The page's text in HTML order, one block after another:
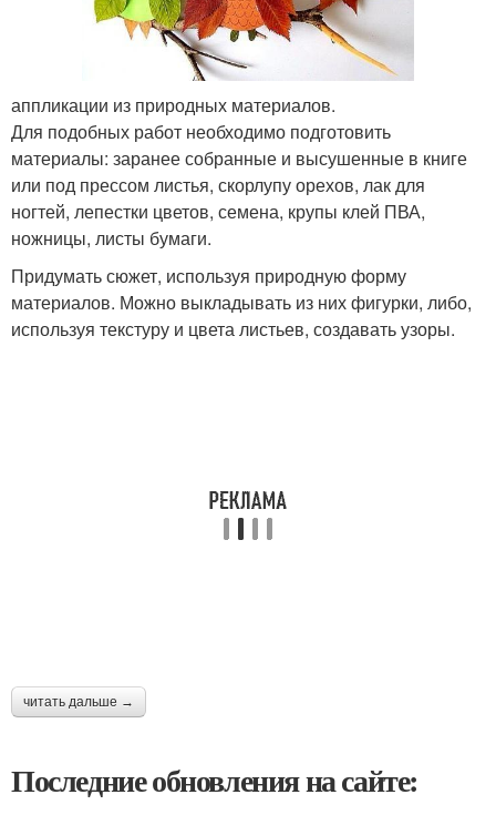
аппликации из природных материалов.
Для подобных работ необходимо подготовить
материалы: заранее собранные и высушенные в книге
или под прессом листья, скорлупу орехов, лак для
ногтей, лепестки цветов, семена, крупы клей ПВА,
ножницы, листы бумаги.
Придумать сюжет, используя природную форму
материалов. Можно выкладывать из них фигурки, либо,
используя текстуру и цвета листьев, создавать узоры.
читать дальше →
Последние обновления на сайте: